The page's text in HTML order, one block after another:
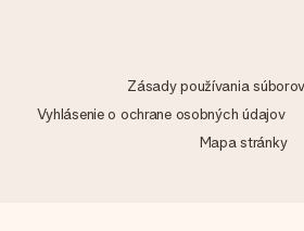
Zásady používania
Vyhlásenie o ochrane osobných údajov
Mapa stránky